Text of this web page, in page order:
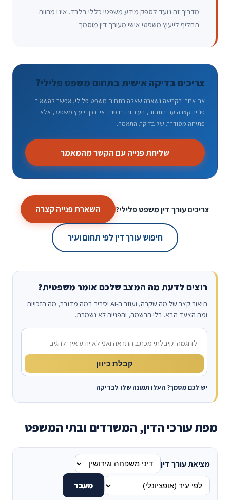
מדריך זה נועד לספק מידע משפטי כללי בלבד. אינו מהווה
תחליף לייעוץ משפטי אישי מעורך דין מוסמך.
צריכים בדיקה אישית בתחום משפט פלילי?
אם אחרי הקריאה נשארה שאלה בתחום משפט פלילי, אפשר להשאיר
פנייה קצרה עם התחום, העיר והדחיפות. אין בכך ייעוץ משפטי, אלא
פתיחה מסודרת של בדיקת התאמה.
שליחת פנייה עם הקשר מהמאמר
צריכים עורך דין משפט פלילי? השארת פנייה קצרה
חיפוש עורך דין לפי תחום ועיר
רוצים לדעת מה המצב שלכם אומר משפטית?
תיאור קצר של מה שקרה, ועוזר ה-AI יסביר במה מדובר, מה הזכויות
ומה הצעד הבא. בלי הרשמה, והפנייה לא נשמרת.
מה קרה?
קבלת כיוון
יש לכם מסמך? העלו תמונה שלו לבדיקה
מפת עורכי הדין, המשרדים ובתי המשפט
מציאת עורך דין
מעבר